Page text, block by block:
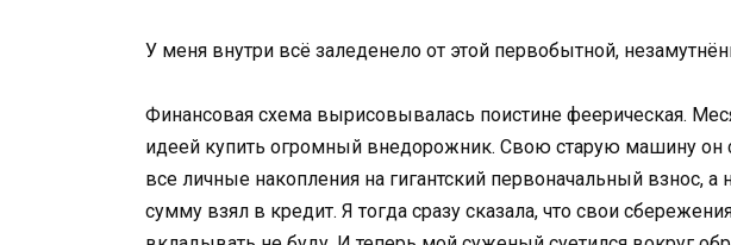
У меня внутри всё заледенело от этой первобытной,
Финансовая схема вырисовывалась поистине феерическая.
идеей купить огромный внедорожник. Свою старую машину он
все личные накопления на гигантский первоначальный взнос,
сумму взял в кредит. Я тогда сразу сказала, что свои